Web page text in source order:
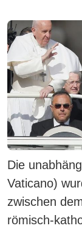
Die
Vaticano)
zwischen
römisch-